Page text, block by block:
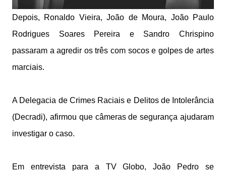
Depois, Ronaldo Vieira, João de Moura, João Paulo
Rodrigues Soares Pereira e Sandro Chrispino
passaram a agredir os três com socos e golpes de artes
marciais.
A Delegacia de Crimes Raciais e Delitos de Intolerância
(Decradi), afirmou que câmeras de segurança ajudaram
investigar o caso.
Em entrevista para a TV Globo, João Pedro se